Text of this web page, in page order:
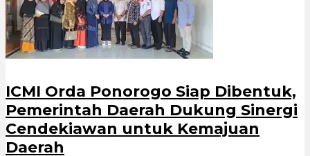
ICMI Orda Ponorogo Siap Dibentuk,
Pemerintah Daerah Dukung Sinergi
Cendekiawan untuk Kemajuan
Daerah